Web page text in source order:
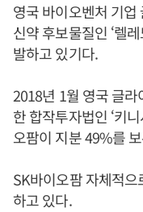
영국 바이오벤처 기
신약 후보물질인 ‘렐
발하고 있기다.
2018년 1월 영국 글
한 합작투자법인 ‘키
오팜이 지분 49%를
SK바이오팜 자체적
하고 있다.